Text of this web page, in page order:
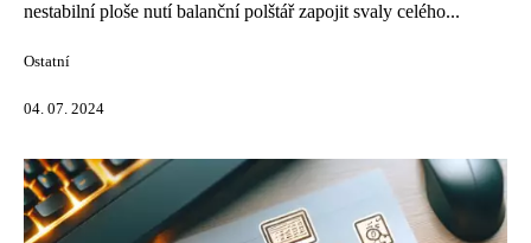
nestabilní ploše nutí balanční polštář zapojit svaly celého...
Ostatní
04. 07. 2024